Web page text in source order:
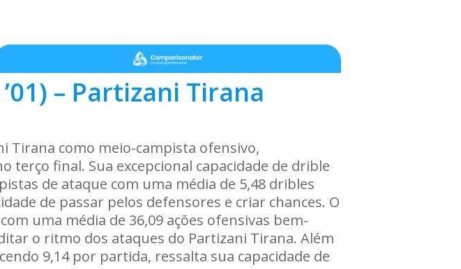
– Partizani Tirana
Tirana como meio-campista ofensivo,
final. Sua excepcional capacidade de drible
de ataque com uma média de 5,48 dribles
de passar pelos defensores e criar chances. O
uma média de 36,09 ações ofensivas bem-
o ritmo dos ataques do Partizani Tirana. Além
9,14 por partida, ressalta sua capacidade de